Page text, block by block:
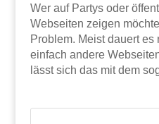
Wer auf Partys oder
Webseiten zeigen
Problem. Meist dauert
einfach andere
lässt sich das mit dem